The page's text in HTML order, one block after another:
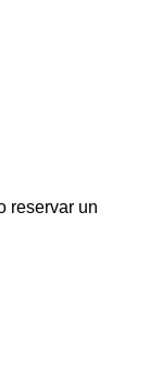
reservar un